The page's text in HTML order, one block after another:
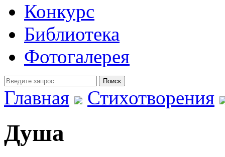
Конкурс
Библиотека
Фотогалерея
Главная
Стихотворения
Душа